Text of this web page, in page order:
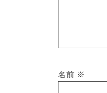
名前 ※